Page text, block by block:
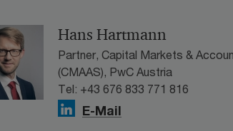
Hans Hartmann
Partner, Capital Markets &
(CMAAS), PwC Austria
Tel: +43 676 833 771 816
E-Mail